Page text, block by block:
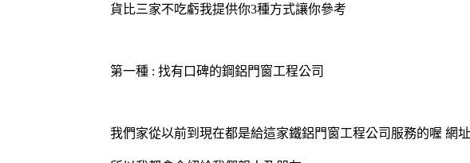
貨比三家不吃虧我提供你3種方式讓你參考
第一種 : 找有口碑的鋼鋁門窗工程公司
我們家從以前到現在都是給這家鐵鋁門窗工程公司服務的喔 網